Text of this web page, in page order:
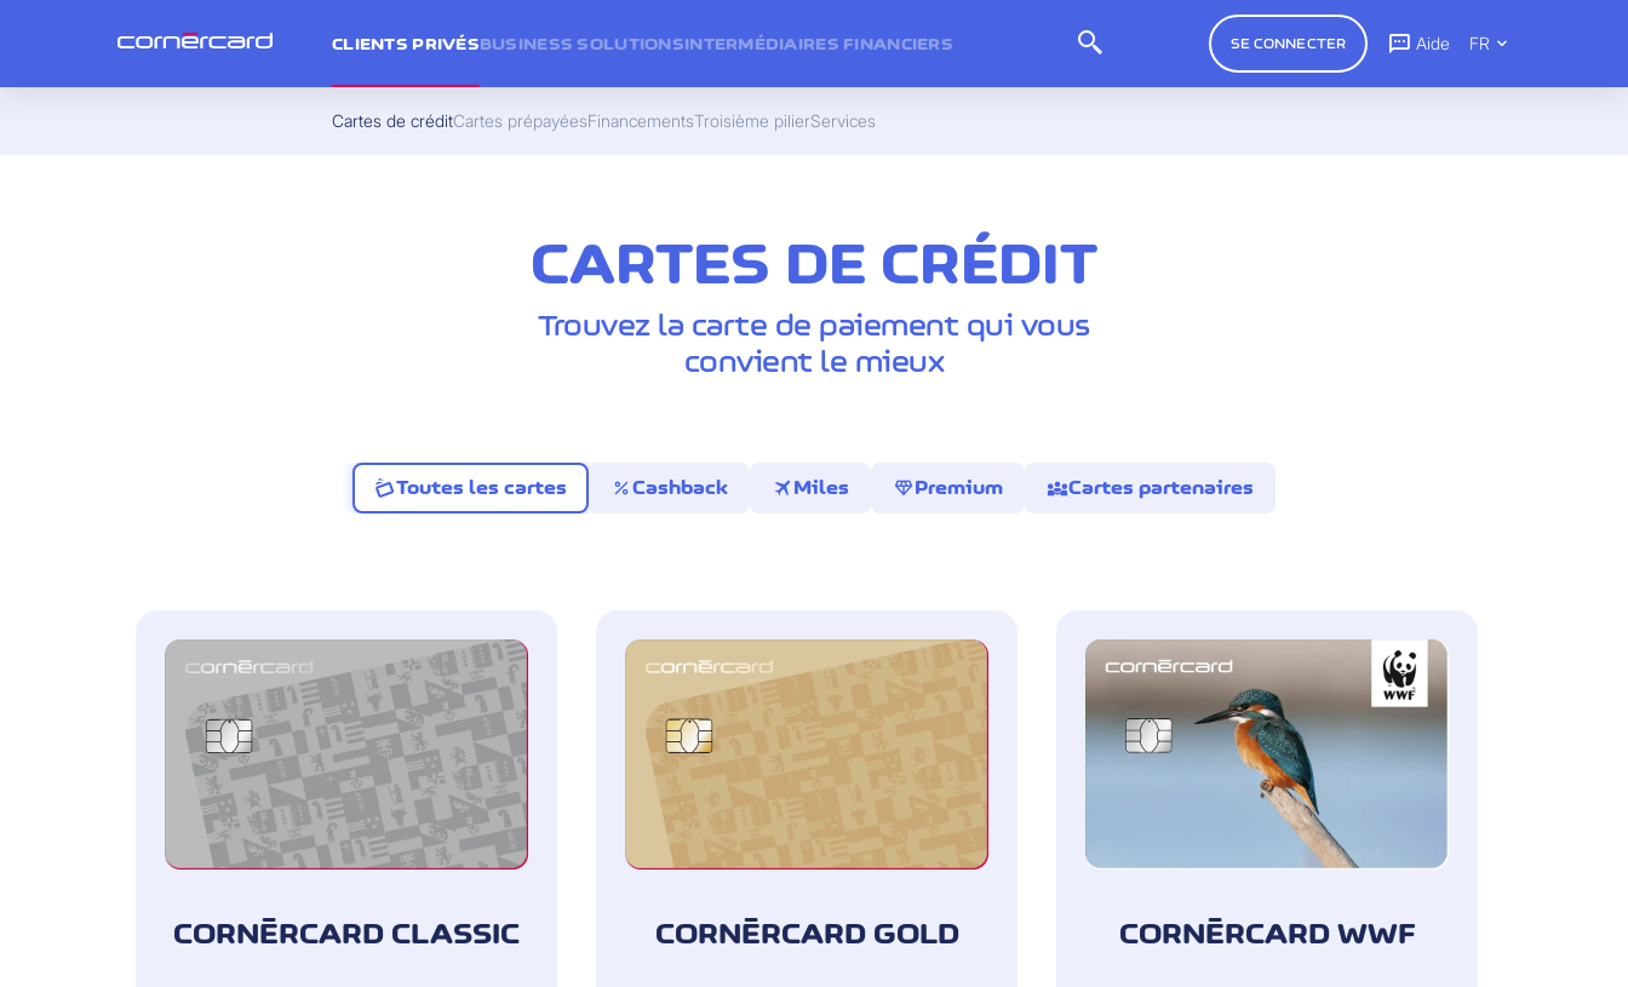
CARTES DE CRÉDIT
Trouvez la carte de paiement qui vous
convient le mieux
Toutes les cartes percentCashback travel Miles diamondPremium diversity_3Cartes partenaires
CORNÈRCARD CLASSIC CORNÈRCARD GOLD CORNÈRCARD WWF
CLIENTS PRIVÉS
Cartes de créditCartes prépayéesFinancementsTroisième pilierServices
BUSINESS SOLUTIONSINTERMÉDIAIRES FINANCIERS SE CONNECTER Aide FR